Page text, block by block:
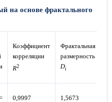
на основе фрактального
Коэффициент
корреляции
R2
Фрактальная
размерность
Di
0,9997 1,5673